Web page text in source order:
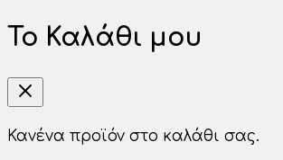
Το Καλάθι μου
Κανένα προϊόν στο καλάθι σας.